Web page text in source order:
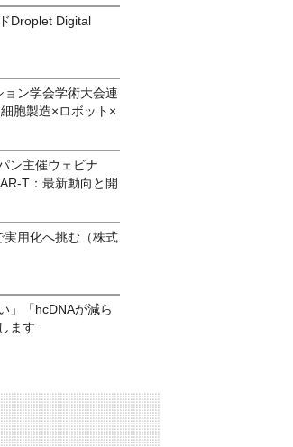
Droplet Digital
ン学会学術大会連
胞製造×ロボット×
ン主催ウェビナ
T：最新動向と開
実用化へ挑む（株式
」「hcDNAが減ら
ます